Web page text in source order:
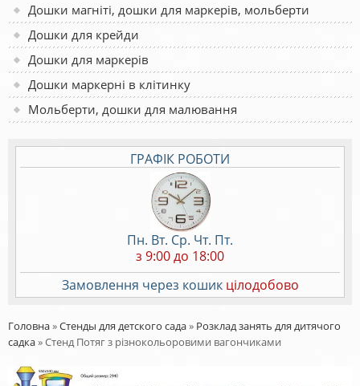
Дошки магніті, дошки для маркерів, мольберти
Дошки для крейди
Дошки для маркерів
Дошки маркерні в клітинку
Мольберти, дошки для малювання
ГРАФІК РОБОТИ
Пн. Вт. Ср. Чт. Пт.
з 9:00 до 18:00
Замовлення через кошик цілодобово
Головна»Стенды для детского сада» Розклад занять для дитячого
садка»Стенд Потяг з різнокольоровими вагончиками